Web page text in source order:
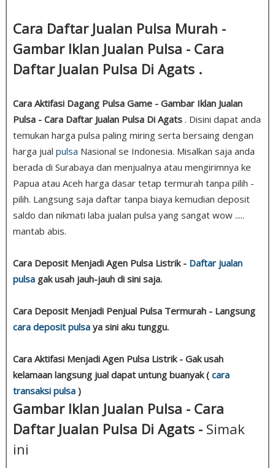
Cara Daftar Jualan Pulsa Murah -
Gambar Iklan Jualan Pulsa - Cara
Daftar Jualan Pulsa Di Agats .
Cara Aktifasi Dagang Pulsa Game - Gambar Iklan Jualan
Pulsa - Cara Daftar Jualan Pulsa Di Agats . Disini dapat anda
temukan harga pulsa paling miring serta bersaing dengan
harga jual pulsa Nasional se Indonesia. Misalkan saja anda
berada di Surabaya dan menjualnya atau mengirimnya ke
Papua atau Aceh harga dasar tetap termurah tanpa pilih -
pilih. Langsung saja daftar tanpa biaya kemudian deposit
saldo dan nikmati laba jualan pulsa yang sangat wow .....
mantab abis.
Cara Deposit Menjadi Agen Pulsa Listrik - Daftar jualan
pulsa gak usah jauh-jauh di sini saja.
Cara Deposit Menjadi Penjual Pulsa Termurah - Langsung
cara deposit pulsa ya sini aku tunggu.
Cara Aktifasi Menjadi Agen Pulsa Listrik - Gak usah
kelamaan langsung jual dapat untung buanyak ( cara
transaksi pulsa )
Gambar Iklan Jualan Pulsa - Cara
Daftar Jualan Pulsa Di Agats - Simak
ini